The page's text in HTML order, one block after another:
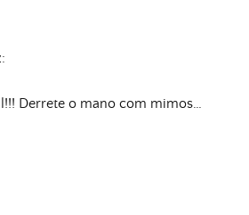
Derrete o mano com mimos…